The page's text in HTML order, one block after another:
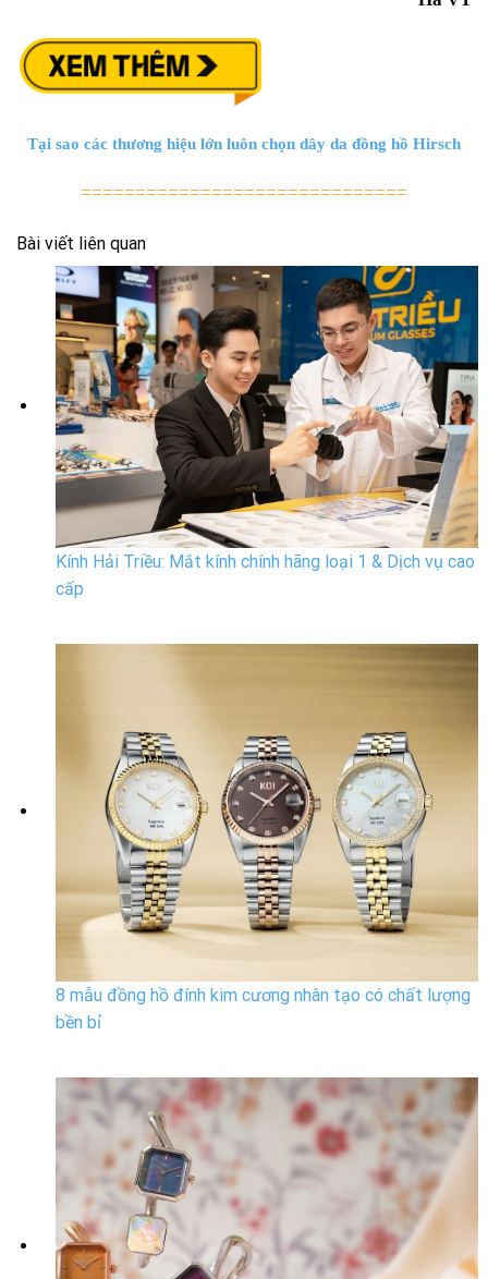
Tại sao các thương hiệu lớn luôn chọn dây da đồng hồ Hirsch
==============================
Bài viết liên quan
Kính Hải Triều: Mắt kính chính hãng loại 1 & Dịch vụ cao
cấp
8 mẫu đồng hồ đính kim cương nhân tạo có chất lượng
bền bỉ